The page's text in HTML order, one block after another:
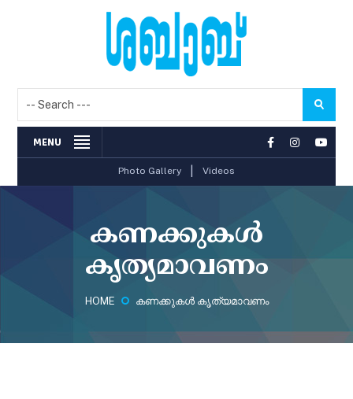
MENU
Photo Gallery Videos
കണക്കുകള്‍
കൃത്യമാവണം
HOME കണക്കുകള്‍ കൃത്യമാവണം